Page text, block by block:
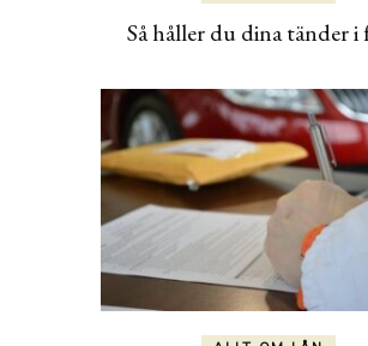
Så håller du dina tänder